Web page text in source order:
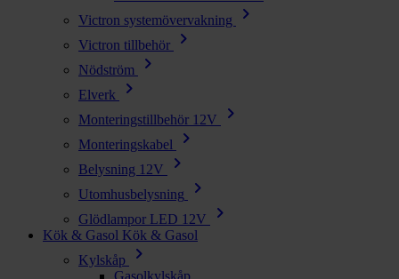
Victron systemövervakning
chevron_right
Victron tillbehör chevron_right
Nödström chevron_right
Elverk chevron_right
Monteringstillbehör 12V chevron_right
Monteringskabel chevron_right
Belysning 12V chevron_right
Utomhusbelysning chevron_right
Glödlampor LED 12V chevron_right
Kök & Gasol Kök & Gasol
Kylskåp
chevron_right
Gasolkylskåp